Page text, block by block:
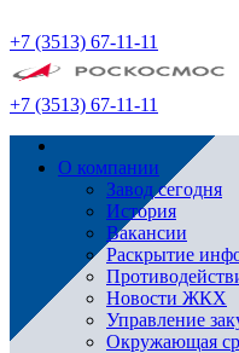
+7 (3513) 67-11-11
+7 (3513) 67-11-11
О компании
Завод сегодня
История
Вакансии
Раскрытие
Новости ЖКХ
Управление
Окружающая